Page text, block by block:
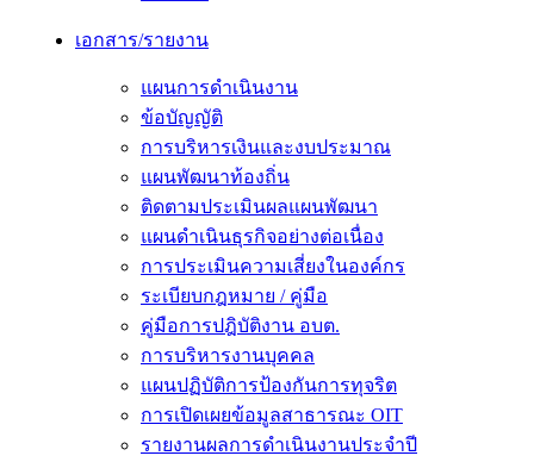
เอกสาร/รายงาน
แผนการดำเนินงาน
ข้อบัญญัติ
การบริหารเงินและงบประมาณ
แผนพัฒนาท้องถิ่น
ติดตามประเมินผลแผนพัฒนา
แผนดำเนินธุรกิจอย่างต่อเนื่อง
การประเมินความเสี่ยงในองค์กร
ระเบียบกฎหมาย / คู่มือ
คู่มือการปฎิบัติงาน อบต.
การบริหารงานบุคคล
แผนปฏิบัติการป้องกันการทุจริต
การเปิดเผยข้อมูลสาธารณะ OIT
รายงานผลการดำเนินงานประจำปี